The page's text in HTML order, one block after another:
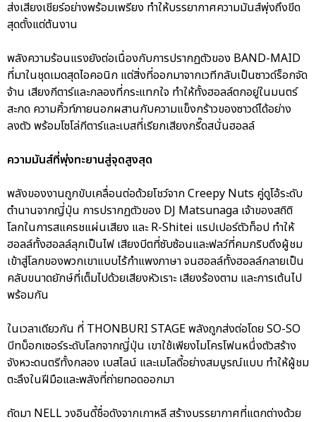
ส่งเสียงเชียร์อย่างพร้อมเพรียง ทำให้บรรยากาศความมันส์พุ่งถึงขีด
สุดตั้งแต่ต้นงาน
พลังความร้อนแรงยังต่อเนื่องกับการปรากฏตัวของ BAND-MAID
ที่มาในชุดเมดสุดไอคอนิก แต่สิ่งที่ออกมาจากเวทีกลับเป็นซาวด์ร็อกจัด
จ้าน เสียงกีตาร์และกลองที่กระแทกใจ ทำให้ทั้งฮอลล์ตกอยู่ในมนตร์
สะกด ความคิ้วท์ภายนอกผสานกับความแข็งกร้าวของซาวด์ได้อย่าง
ลงตัว พร้อมโซโล่กีตาร์และเบสที่เรียกเสียงกรี๊ดสนั่นฮอลล์
ความมันส์ที่พุ่งทะยานสู่จุดสูงสุด
พลังของงานถูกขับเคลื่อนต่อด้วยโชว์จาก Creepy Nuts คู่ดูโอ้ระดับ
ตำนานจากญี่ปุ่น การปรากฏตัวของ DJ Matsunaga เจ้าของสถิติ
โลกในการสแครชแผ่นเสียง และ R-Shitei แรปเปอร์ตัวท็อป ทำให้
ฮอลล์ทั้งฮอลล์ลุกเป็นไฟ เสียงบีตที่ซับซ้อนและฟลว์ที่คมกริบดึงผู้ชม
เข้าสู่โลกของพวกเขาแบบไร้กำแพงภาษา จนฮอลล์ทั้งฮอลล์กลายเป็น
คลับขนาดยักษ์ที่เต็มไปด้วยเสียงหัวเราะ เสียงร้องตาม และการเต้นไป
พร้อมกัน
ในเวลาเดียวกัน ที่ THONBURI STAGE พลังถูกส่งต่อโดย SO-SO
บีทบ็อกเซอร์ระดับโลกจากญี่ปุ่น เขาใช้เพียงไมโครโฟนหนึ่งตัวสร้าง
จังหวะดนตรีทั้งกลอง เบสไลน์ และเมโลดี้อย่างสมบูรณ์แบบ ทำให้ผู้ชม
ตะลึงในฝีมือและพลังที่ถ่ายทอดออกมา
ถัดมา NELL วงอินดี้ชื่อดังจากเกาหลี สร้างบรรยากาศที่แตกต่างด้วย